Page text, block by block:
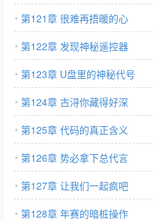
第121章 很难再捂暖的心
第122章 发现神秘遥控器
第123章 U盘里的神秘代号
第124章 古浔你藏得好深
第125章 代码的真正含义
第126章 势必拿下总代言
第127章 让我们一起疯吧
第128章 年赛的暗桩操作